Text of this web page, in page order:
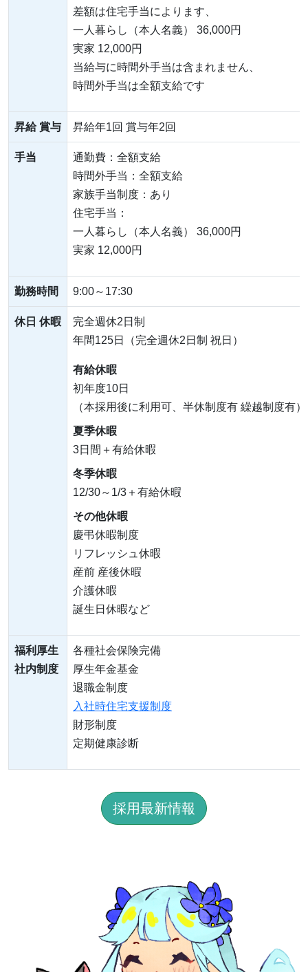
差額は住宅手当によります、
一人暮らし（本人名義） 36,000円
実家 12,000円
当給与に時間外手当は含まれません、
時間外手当は全額支給です
昇給 賞与 昇給年1回 賞与年2回
手当
通勤費：全額支給
時間外手当：全額支給
家族手当制度：あり
住宅手当：
一人暮らし（本人名義） 36,000円
実家 12,000円
勤務時間 9:00～17:30
休日 休暇
完全週休2日制
年間125日（完全週休2日制 祝日）
有給休暇
初年度10日
（本採用後に利用可、半休制度有 繰越制度有）
夏季休暇
3日間＋有給休暇
冬季休暇
12/30～1/3＋有給休暇
その他休暇
慶弔休暇制度
リフレッシュ休暇
産前 産後休暇
介護休暇
誕生日休暇など
福利厚生
社内制度
各種社会保険完備
厚生年金基金
退職金制度
入社時住宅支援制度
財形制度
定期健康診断
採用最新情報